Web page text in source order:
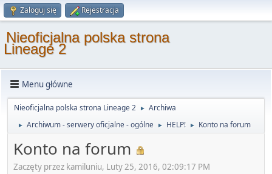
Zaloguj się Rejestracja
Nieoficjalna polska strona
Lineage 2
Menu główne
Nieoficjalna polska strona Lineage 2 ► Archiwa
► Archiwum - serwery oficjalne - ogólne ► HELP! ► Konto na forum
Konto na forum
Zaczęty przez kamiluniu, Luty 25, 2016, 02:09:17 PM